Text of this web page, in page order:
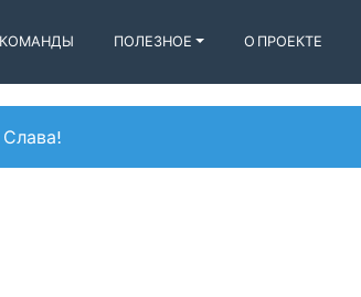
КОМАНДЫ ПОЛЕЗНОЕ О ПРОЕКТЕ